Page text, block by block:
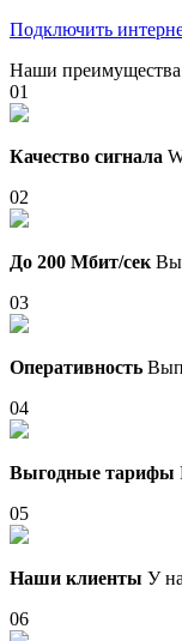
Подключить
Наши преимущества
01
Качество сигнала
02
До 200 Мбит/сек
03
Оперативность
04
Выгодные тарифы
05
Наши клиенты У
06